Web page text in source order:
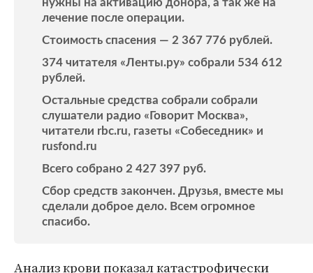
нужны на активацию донора, а так же на
лечение после операции.
Стоимость спасения — 2 367 776 рублей.
374 читателя «Ленты.ру» собрали 534 612
рублей.
Остальные средства собрали собрали
слушатели радио «Говорит Москва»,
читатели rbc.ru, газеты «Собеседник» и
rusfond.ru
Всего собрано 2 427 397 руб.
Сбор средств закончен. Друзья, вместе мы
сделали доброе дело. Всем огромное
спасибо.
Анализ крови показал катастрофически